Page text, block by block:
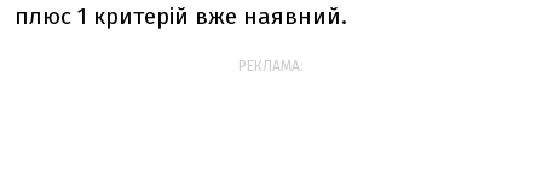
плюс 1 критерій вже наявний.
РЕКЛАМА: